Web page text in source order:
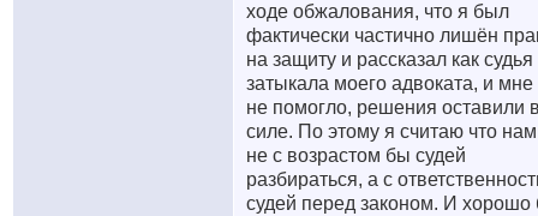
ходе обжалования, что я был
фактически частично лишён
на защиту и рассказал как судья
затыкала моего адвоката, и мне
не помогло, решения оставили
силе. По этому я считаю что
не с возрастом бы судей
разбираться, а с
судей перед законом. И хорошо